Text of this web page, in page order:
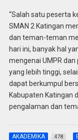
“Salah satu peserta
SMAN 2 Katingan
dan teman-teman
hari ini, banyak hal
mengenai UMPR
yang lebih tinggi,
dapat berkumpul
Kabupaten Katingan
pengalaman dan
AKADEMIKA 478